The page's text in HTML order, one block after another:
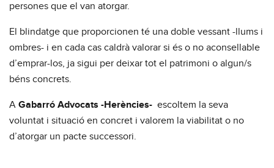
persones que el van atorgar.
El blindatge que proporcionen té una doble vessant -llums i
ombres- i en cada cas caldrà valorar si és o no aconsellable
d’emprar-los, ja sigui per deixar tot el patrimoni o algun/s
béns concrets.
A Gabarró Advocats -Herències- escoltem la seva
voluntat i situació en concret i valorem la viabilitat o no
d’atorgar un pacte successori.